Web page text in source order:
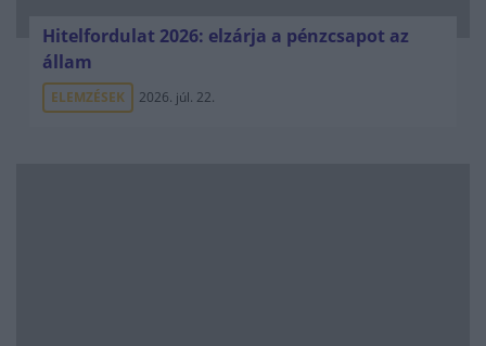
Hitelfordulat 2026: elzárja a pénzcsapot az
állam
ELEMZÉSEK 2026. júl. 22.